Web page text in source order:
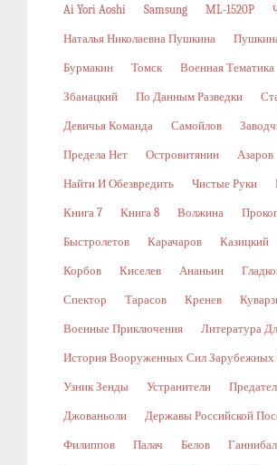
Ai Yori Aoshi Samsung ML-1520P
Наталья Николаевна Пушкина
Бурмакин Томск Военная Тематика
Збанацкий По Данным Разведки
Девичья Команда Самойлов
Предела Нет Островитянин Азаров
Найти И Обезвредить Чистые Руки
Книга 7 Книга 8 Волжина
Быстролетов Карачаров Казицкий
Корбов Киселев Ананьин
Спектор Тарасов Кренев
Военные Приключения Литература
История Вооруженных Сил Зарубежных
Узник Зенды Устранители
Джованьоли Державы Российской
Филиппов Палач Белов Ганнибал